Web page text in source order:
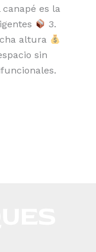
canapé es la
3.
altura
sin